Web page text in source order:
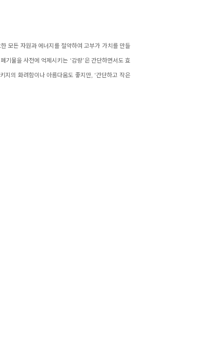
모든 자원과 에너지를 절약하여 고부가 가치를 만들
폐기물을 사전에 억제시키는 ‘감량’은 간단하면서도 효
지의 화려함이나 아름다움도 좋지만, ‘간단하고 작은